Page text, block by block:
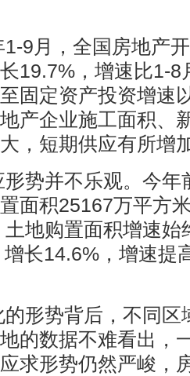
9月，全国房地产
19.7%，增速比1-8
固定资产投资增速
产企业施工面积、
，短期供应有所增
势并不乐观。今年
面积25167万平方
地购置面积增速始
长14.6%，增速提
形势背后，不同区
的数据不难看出，
求形势仍然严峻，